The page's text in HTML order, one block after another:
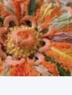
心思、密鑼緊鼓
讓主耶穌成為情
一起傳福音
道，求神大大祝
不清楚，今天願
三位親友傳福音